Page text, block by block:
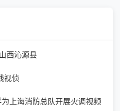
西沁源县
视侦
上海消防总队开展火调视频